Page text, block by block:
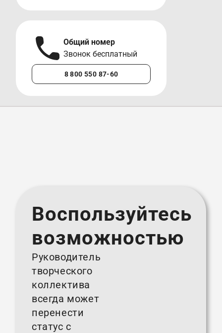
Общий номер
Звонок бесплатный
8 800 550 87-60
Воспользуйтесь
возможностью
Руководитель
творческого
коллектива
всегда может
перенести
статус с